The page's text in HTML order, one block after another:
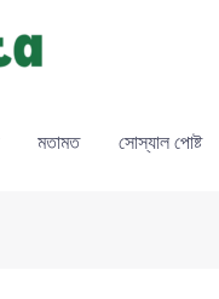
মতামত সোস্যাল পোষ্ট